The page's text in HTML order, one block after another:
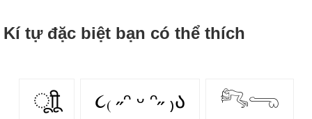
Kí tự đặc biệt bạn có thể thích
ूाीू ૮₍ ˶ᵔ ᵕ ᵔ˶ ₎ა 𓀐𓂸